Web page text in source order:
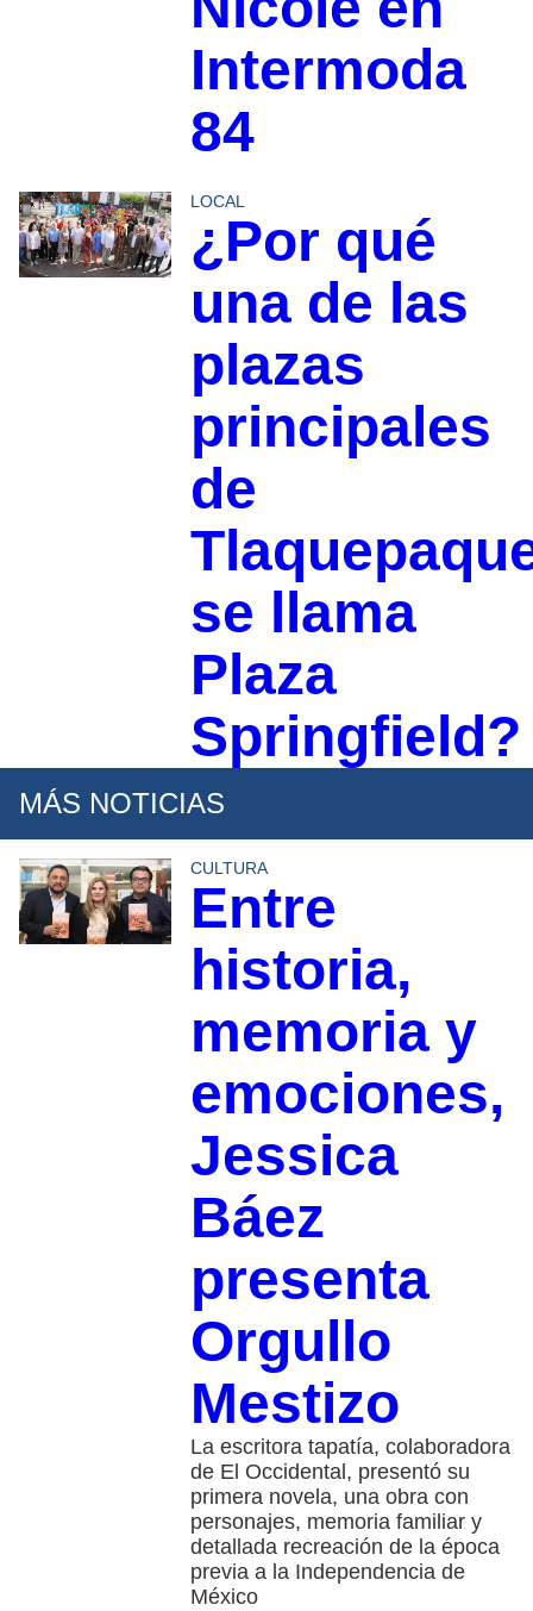
Intermoda
84
LOCAL
¿Por qué
una de las
plazas
principales
de
se llama
Plaza
Springfield?
MÁS NOTICIAS
CULTURA
Entre
historia,
memoria y
emociones,
Jessica
Báez
presenta
Orgullo
Mestizo
La escritora tapatía, colaboradora
de El Occidental, presentó su
primera novela, una obra con
personajes, memoria familiar y
detallada recreación de la época
previa a la Independencia de
México